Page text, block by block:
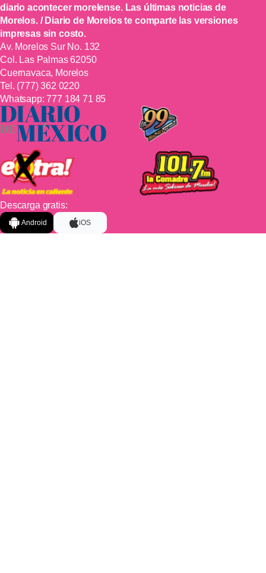
diario acontecer morelense. Las últimas noticias de
Morelos. / Diario de Morelos te comparte las versiones
impresas sin costo.
Av. Morelos Sur No. 132
Col. Las Palmas 62050
Cuernavaca, Morelos
Tel. (777) 362 0220
Whatsapp:777 184 71 85
Descarga gratis:
Android iOS